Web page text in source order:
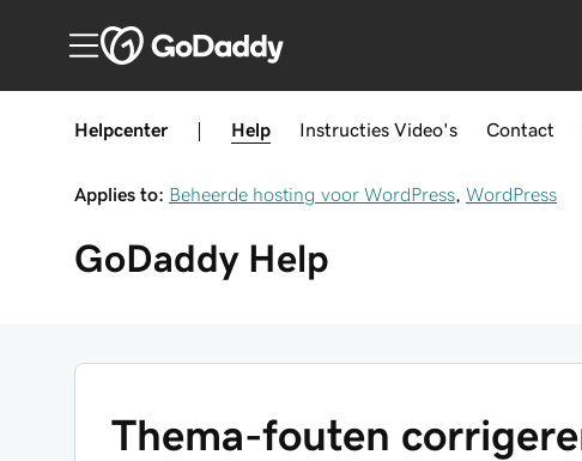
Helpcenter Help Instructies Video's Contact
Applies to: Beheerde hosting voor WordPress WordPress
GoDaddy Help
Thema-fouten